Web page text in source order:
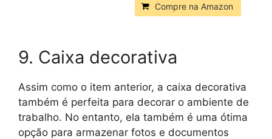
Compre na Amazon
9. Caixa decorativa
Assim como o item anterior, a caixa decorativa
também é perfeita para decorar o ambiente de
trabalho. No entanto, ela também é uma ótima
opção para armazenar fotos e documentos